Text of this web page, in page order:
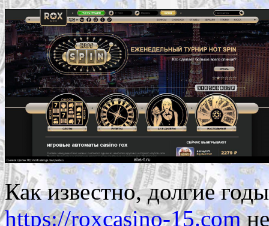
Как известно, долгие
https://roxcasino-15.com